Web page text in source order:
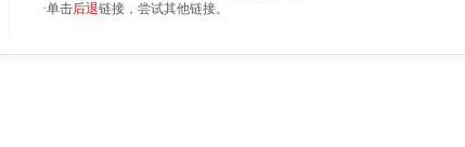
·单击后退链接，尝试其他链接。